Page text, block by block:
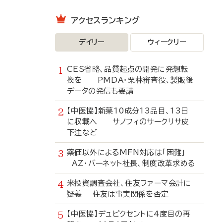
アクセスランキング
デイリー ウィークリー
CES省略、品質起点の開発に発想転
換を PMDA・栗林審査役、製販後
データの発信も要請
【中医協】新薬10成分13品目、13日
に収載へ サノフィのサークリサ皮
下注など
薬価以外によるMFN対応は「困難」
AZ・バーネット社長、制度改革求める
米投資調査会社、住友ファーマ会計に
疑義 住友は事実関係を否定
【中医協】デュピクセントに4度目の再